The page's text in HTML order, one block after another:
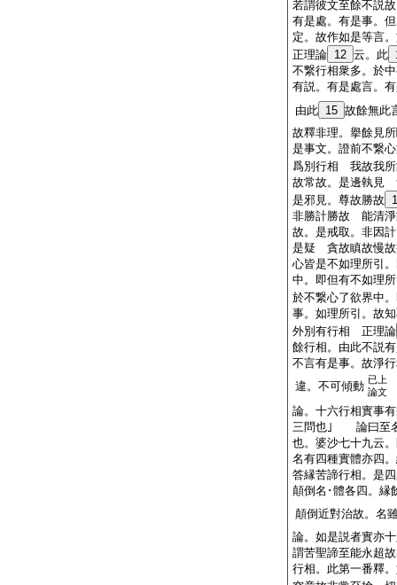
若謂彼文至餘不説
有是處。有是事。
定。故作如是等言
正理論 12 云。此
不繋行相衆多。於
有説。有是處言。
由此 15 故餘無此
故釋非理。擧餘見
是事文。證前不繋
爲別行相 我故我所
故常故。是邊執見
是邪見。尊故勝故
非勝計勝故 能清淨
故。是戒取。非因
是疑 貪故瞋故慢
心皆是不如理所引
中。即但有不如理
於不繋心了欲界中
事。如理所引。故
外別有行相 正理論
餘行相。由此不説
不言有是事。故淨
違。不可傾動 已上
論文
論。十六行相實事
三問也｣ 論曰至名
也。婆沙七十九云
名有四種實體亦四
答縁苦諦行相。是
顛倒名･體各四。縁
顛倒近對治故。名
論。如是説者實
謂苦聖諦至能永超
行相。此第一番